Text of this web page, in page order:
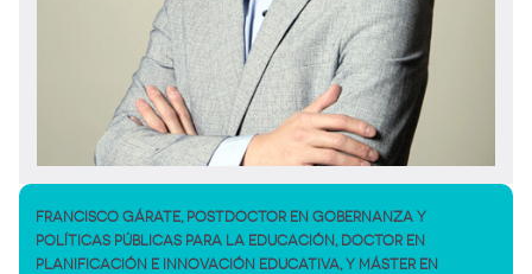
FRANCISCO GÁRATE, POSTDOCTOR EN GOBERNANZA Y
POLÍTICAS PÚBLICAS PARA LA EDUCACIÓN, DOCTOR EN
PLANIFICACIÓN E INNOVACIÓN EDUCATIVA, Y MÁSTER EN